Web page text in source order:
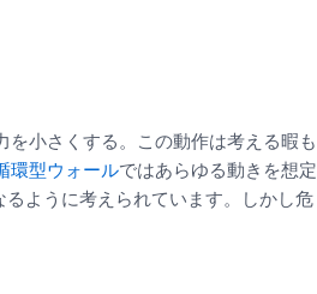
小さくする。この動作は考える暇も
環型ウォールではあらゆる動きを想定
ように考えられています。しかし危